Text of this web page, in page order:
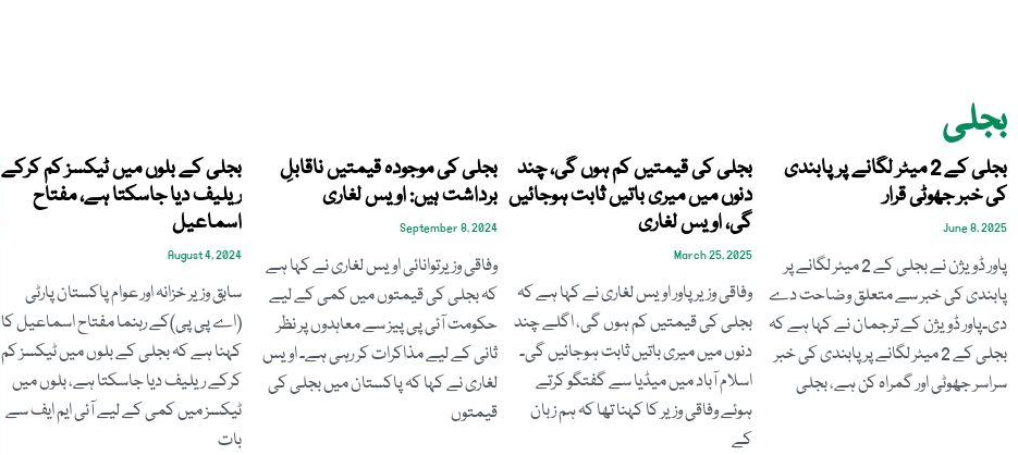
بجلی
بجلی کے 2 میٹر لگانے پر پابندی
کی خبر جھوٹی قرار
June 8, 2025
پاور ڈویژن نے بجلی کے 2 میٹر لگانے پر
پابندی کی خبر سے متعلق وضاحت دے
دی۔پاور ڈویژن کے ترجمان نے کہا ہے کہ
بجلی کے 2 میٹر لگانے پر پابندی کی خبر
سراسر جھوٹی اور گمراہ کن ہے، بجلی
بجلی کی قیمتیں کم ہوں گی، چند
دنوں میں میری باتیں ثابت ہوجائیں
گی، اویس لغاری
March 25, 2025
وفاقی وزیر پاور اویس لغاری نے کہا ہے کہ
بجلی کی قیمتیں کم ہوں گی، اگلے چند
دنوں میں میری باتیں ثابت ہوجائیں گی۔
اسلام آباد میں میڈیا سے گفتگو کرتے
ہوئے وفاقی وزیر کا کہنا تھا کہ ہم زبان
کے
بجلی کی موجودہ قیمتیں ناقابلِ
برداشت ہیں: اویس لغاری
September 8, 2024
وفاقی وزیرتوانائی اویس لغاری نے کہا ہے
کہ بجلی کی قیمتوں میں کمی کے لیے
حکومت آئی پی پیز سے معاہدوں پر نظر
ثانی کے لیے مذاکرات کر رہی ہے۔ اویس
لغاری نے کہا کہ پاکستان میں بجلی کی
قیمتوں
بجلی کے بلوں میں ٹیکسز کم کرکے
ریلیف دیا جاسکتا ہے، مفتاح
اسماعیل
August 4, 2024
سابق وزیر خزانہ اور عوام پاکستان پارٹی
(اے پی پی)کے رہنما مفتاح اسماعیل کا
کہنا ہے کہ بجلی کے بلوں میں ٹیکسز کم
کرکے ریلیف دیا جاسکتا ہے، بلوں میں
ٹیکسز میں کمی کے لیے آئی ایم ایف سے
بات